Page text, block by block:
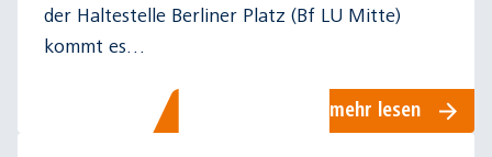
der Haltestelle Berliner Platz (Bf LU Mitte)
kommt es…
mehr lesen